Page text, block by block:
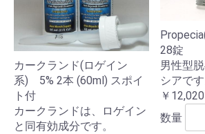
カークランド(ロゲイン
系) 5% 2本 (60ml) スポイ
ト付
カークランドは、ロゲイン
と同有効成分です。
28錠
男性型
シアです
￥12,020
数量